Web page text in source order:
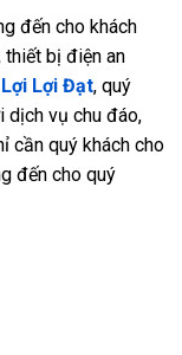
đến cho khách
bị điện an
Lợi Đạt, quý
dịch vụ chu đáo,
cần quý khách cho
đến cho quý